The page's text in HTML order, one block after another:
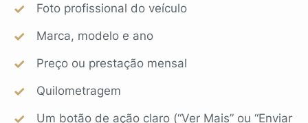
Foto profissional do veículo
Marca, modelo e ano
Preço ou prestação mensal
Quilometragem
Um botão de ação claro (“Ver Mais” ou “Enviar